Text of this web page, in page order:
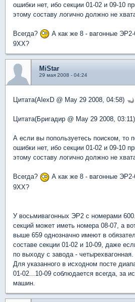
ошибки нет, ибо секции 01-02 и 09-10
этому составу логично должно не
Всегда?
А как же 8 - вагонные
9ХХ?
MiStar
29 мая 2008 - 04:24
Цитата(AlexD @ May 29 2008, 04:58)
Цитата(Бригадир @ May 29 2008, 03:11)
А если вы попользуетесь поиском, то
ошибки нет, ибо секции 01-02 и 09-10
этому составу логично должно не
Всегда?
А как же 8 - вагонные
9ХХ?
У восьмивагонных ЭР2 с номерами
секций может иметь номера 08-07, а
выше 659 однозначно имеют в
составе секции 01-02 и 10-09, даже
по выходу с завода - четырехвагонная.
Для указанного в исходном посте
01-02...10-09 соблюдается всегда, за
машин.